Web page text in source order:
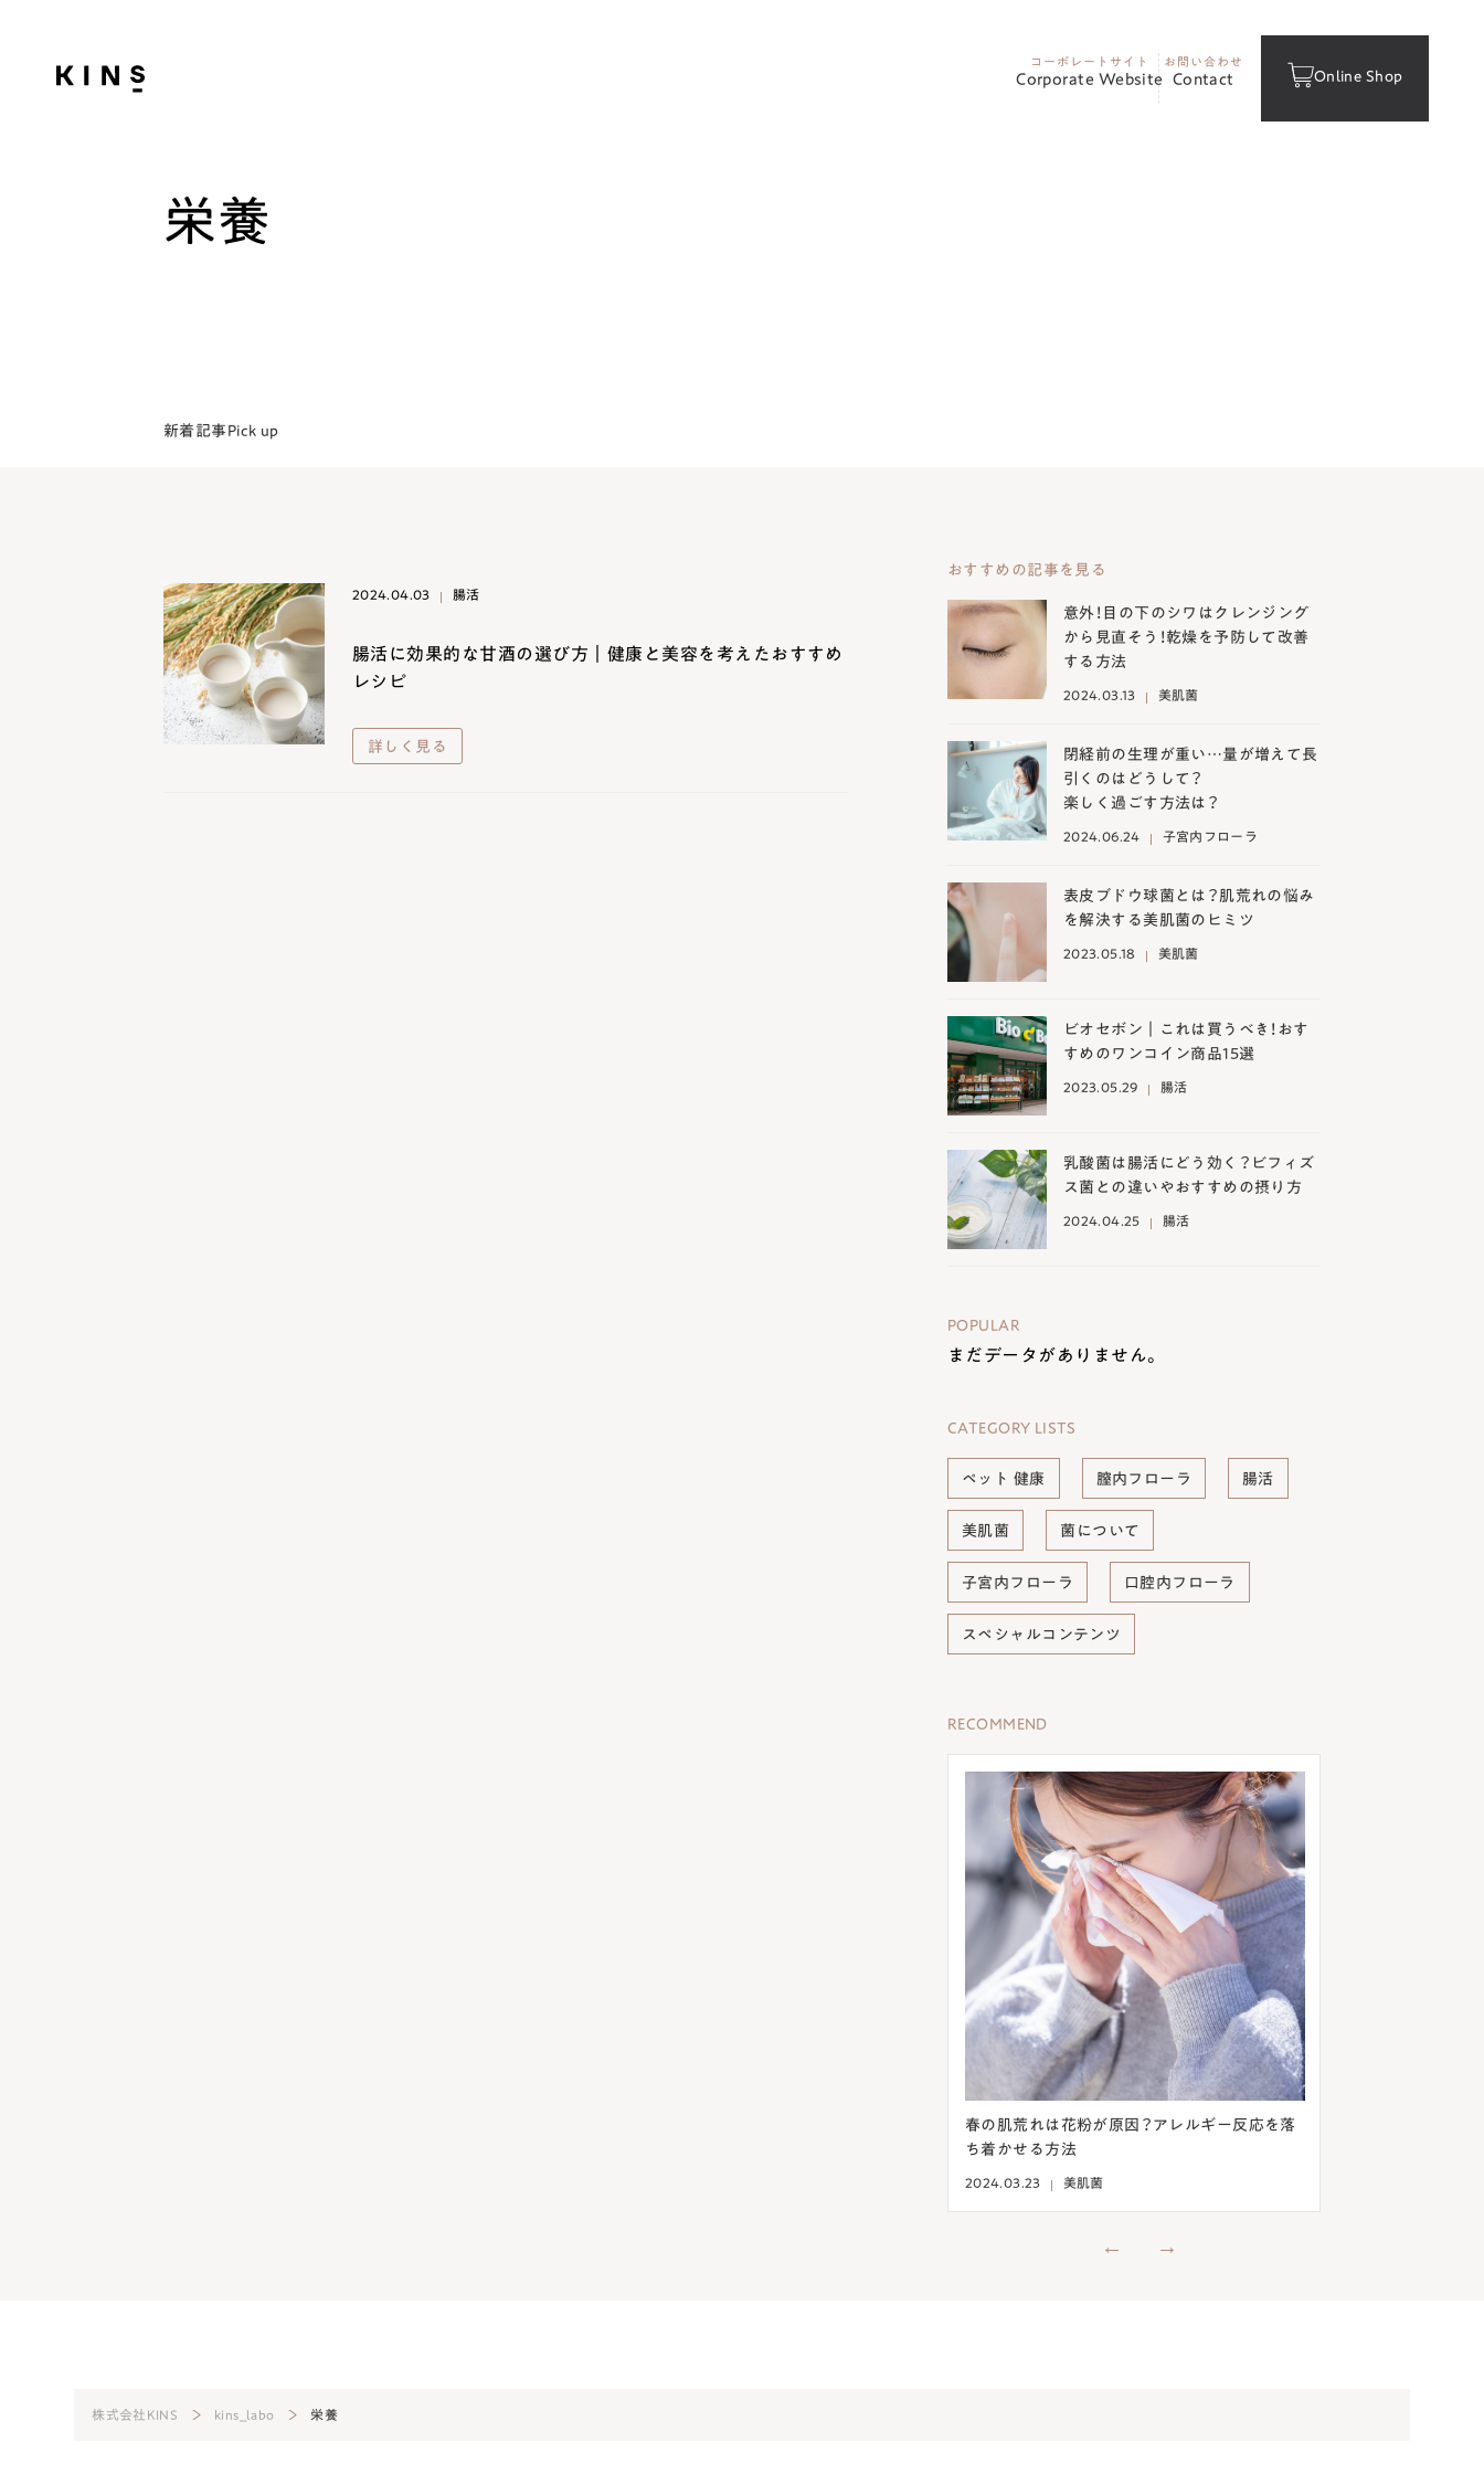
コーポレートサイト
Corporate Website
お問い合わせ
Contact Online Shop
栄養
新着記事Pick up
2024.04.03 腸活
腸活に効果的な甘酒の選び方｜健康と美容を考えたおすすめ
レシピ
詳しく見る
おすすめの記事を見る
意外！目の下のシワはクレンジング
から見直そう！乾燥を予防して改善
する方法
2024.03.13 美肌菌
閉経前の生理が重い…量が増えて長
引くのはどうして？
楽しく過ごす方法は？
2024.06.24 子宮内フローラ
表皮ブドウ球菌とは？肌荒れの悩み
を解決する美肌菌のヒミツ
2023.05.18 美肌菌
ビオセボン｜これは買うべき！おす
すめのワンコイン商品15選
2023.05.29 腸活
乳酸菌は腸活にどう効く？ビフィズ
ス菌との違いやおすすめの摂り方
2024.04.25 腸活
POPULAR
まだデータがありません。
CATEGORY LISTS
ペット 健康 膣内フローラ 腸活
美肌菌 菌について
子宮内フローラ 口腔内フローラ
スペシャルコンテンツ
RECOMMEND
春の肌荒れは花粉が原因？アレルギー反応を落
意外！目の下のシワはクレンジングから見直そ
う！乾燥を予防して改善する方法
2024.03.13
株式会社KINS kins_labo 栄養